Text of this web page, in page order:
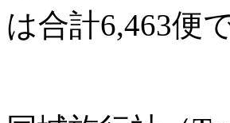
は合計6,463便